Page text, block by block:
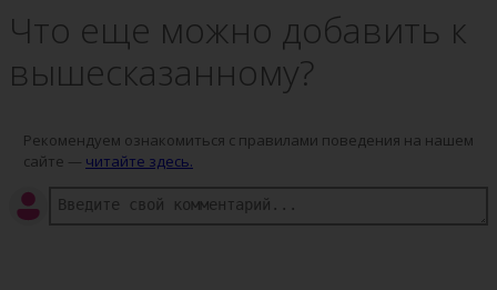
Что еще можно добавить к
вышесказанному?
Рекомендуем ознакомиться с правилами поведения на нашем
сайте — читайте здесь.